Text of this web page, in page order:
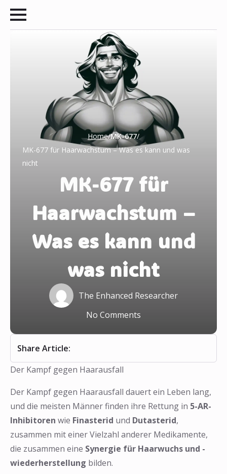
Home/MK-677/
MK-677 für Haarwachstum – Was es kann und was
nicht
MK-677 für
Haarwachstum –
Was es kann und
was nicht
The Enhanced Researcher
No Comments
Share Article:
Der Kampf gegen Haarausfall
Der Kampf gegen Haarausfall dauert ein Leben lang,
und die meisten Männer finden ihre Rettung in 5-AR-
Inhibitoren wie Finasterid und Dutasterid,
zusammen mit einer Vielzahl anderer Medikamente,
die zusammen eine Synergie für Haarwuchs und -
wiederherstellung bilden.
❅
❅